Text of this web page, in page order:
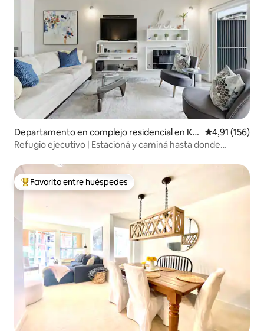
Departamento en complejo residencial en Kel
owna
Calificación
4,91 (156)
Refugio ejecutivo | Estacioná y caminá hasta donde
Favorito entre los huéspedes más destacados
Favorito entre huéspedes